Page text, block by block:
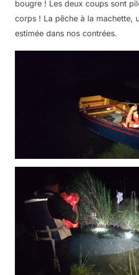
bougre ! Les deux coups sont
corps ! La pêche à la machette,
estimée dans nos contrées.